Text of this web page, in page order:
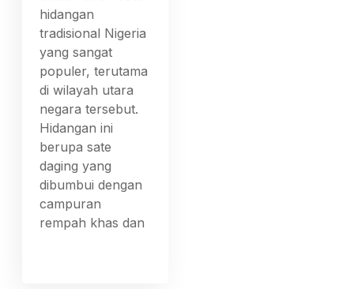
hidangan
tradisional Nigeria
yang sangat
populer, terutama
di wilayah utara
negara tersebut.
Hidangan ini
berupa sate
daging yang
dibumbui dengan
campuran
rempah khas dan